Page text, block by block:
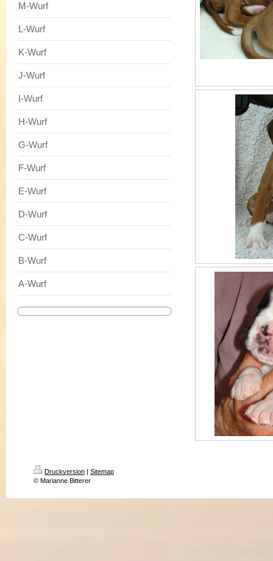
M-Wurf
L-Wurf
K-Wurf
J-Wurf
I-Wurf
H-Wurf
G-Wurf
F-Wurf
E-Wurf
D-Wurf
C-Wurf
B-Wurf
A-Wurf
Druckversion | Sitemap
© Marianne Bitterer